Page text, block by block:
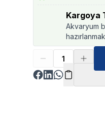
Kargoya
Akvaryum